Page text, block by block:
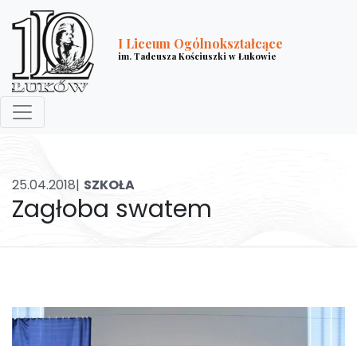
I Liceum Ogólnokształcące
im. Tadeusza Kościuszki w Łukowie
25.04.2018| SZKOŁA
Zagłoba swatem